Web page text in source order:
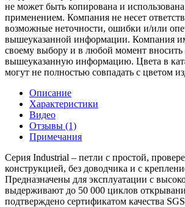
не может быть копирована и
применением. Компания не несет
возможные неточности, ошибки и/или
вышеуказанной информации. Компания
своему выбору и в любой момент
вышеуказанную информацию. Цвета в
могут не полностью совпадать с цветом
Описание
Характеристики
Видео
Отзывы (1)
Примечания
Серия Industrial – петли с простой,
конструкцией, без доводчика и с
Предназначены для эксплуатации с
выдерживают до 50 000 циклов
подтверждено сертификатом качества